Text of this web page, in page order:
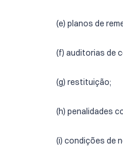
(e) planos de
(f) auditorias de
(g) restituição;
(h) penalidades
(i) condições de